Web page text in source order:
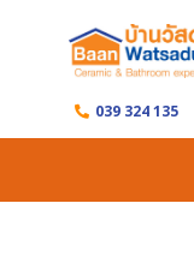
content 039 324 135